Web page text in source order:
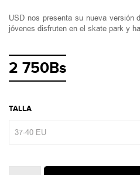
USD nos presenta su nueva versión
jóvenes disfruten en el skate park y
2 750Bs
TALLA